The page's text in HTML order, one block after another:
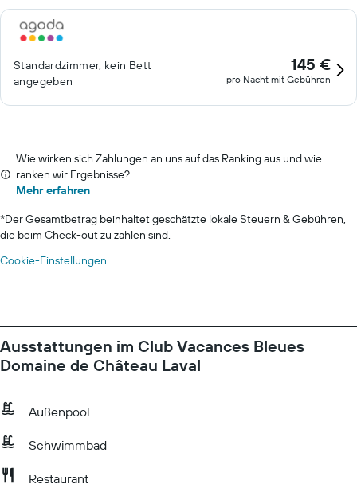
Standardzimmer, kein Bett
angegeben
145 €
pro Nacht mit Gebühren
Wie wirken sich Zahlungen an uns auf das Ranking aus und wie
ranken wir Ergebnisse?
Mehr erfahren
*Der Gesamtbetrag beinhaltet geschätzte lokale Steuern & Gebühren,
die beim Check-out zu zahlen sind.
Cookie-Einstellungen
Ausstattungen im Club Vacances Bleues
Domaine de Château Laval
Außenpool
Schwimmbad
Restaurant